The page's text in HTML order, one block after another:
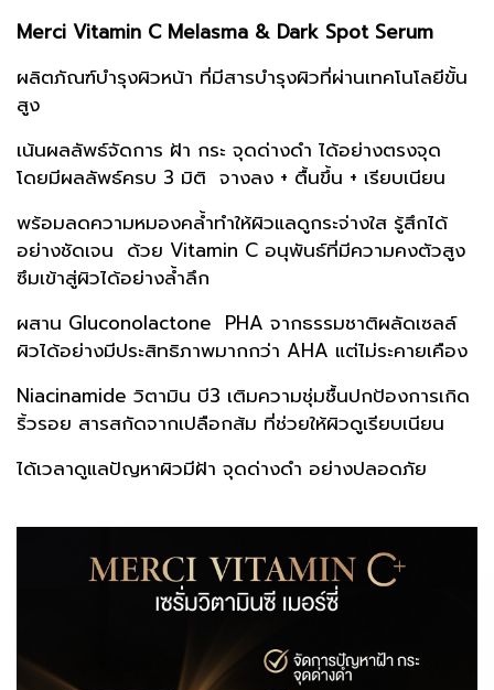
Merci Vitamin C Melasma & Dark Spot Serum
ผลิตภัณฑ์บำรุงผิวหน้า ที่มีสารบำรุงผิวที่ผ่านเทคโนโลยีขั้น
สูง
เน้นผลลัพธ์จัดการ ฝ้า กระ จุดด่างดำ ได้อย่างตรงจุด
โดยมีผลลัพธ์ครบ 3 มิติ จางลง + ตื้นขึ้น + เรียบเนียน
พร้อมลดความหมองคล้ำทำให้ผิวแลดูกระจ่างใส รู้สึกได้
อย่างชัดเจน ด้วย Vitamin C อนุพันธ์ที่มีความคงตัวสูง
ซึมเข้าสู่ผิวได้อย่างล้ำลึก
ผสาน Gluconolactone PHA จากธรรมชาติผลัดเซลล์
ผิวได้อย่างมีประสิทธิภาพมากกว่า AHA แต่ไม่ระคายเคือง
Niacinamide วิตามิน บี3 เติมความชุ่มชื้นปกป้องการเกิด
ริ้วรอย สารสกัดจากเปลือกส้ม ที่ช่วยให้ผิวดูเรียบเนียน
ได้เวลาดูแลปัญหาผิวมีฝ้า จุดด่างดำ อย่างปลอดภัย